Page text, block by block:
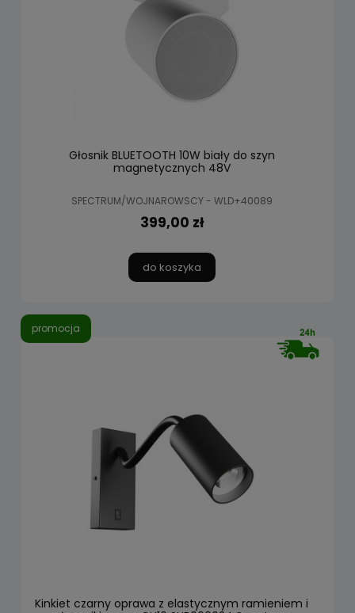
Głosnik BLUETOOTH 10W biały do szyn
magnetycznych 48V
SPECTRUM/WOJNAROWSCY - WLD+40089
399,00 zł
do koszyka
Kinkiet czarny oprawa z elastycznym ramieniem i
promocja